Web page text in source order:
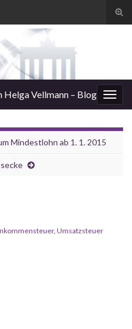
Helga Vellmann – Blog
Mindestlohn ab 1. 1. 2015
, Umsatzsteuer